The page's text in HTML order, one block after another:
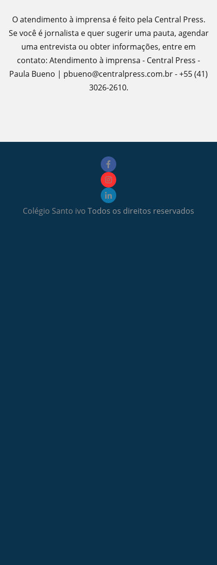
O atendimento à imprensa é feito pela Central Press.
Se você é jornalista e quer sugerir uma pauta, agendar
uma entrevista ou obter informações, entre em
contato: Atendimento à imprensa - Central Press -
Paula Bueno | pbueno@centralpress.com.br - +55 (41)
3026-2610.
Colégio Santo ivo Todos os direitos reservados